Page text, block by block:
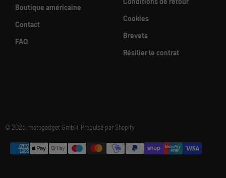
Boutique américaine
Contact
FAQ
Cookies
Brevets
Résilier le contrat
© 2026, motogadget GmbH. Propulsé par Shopify